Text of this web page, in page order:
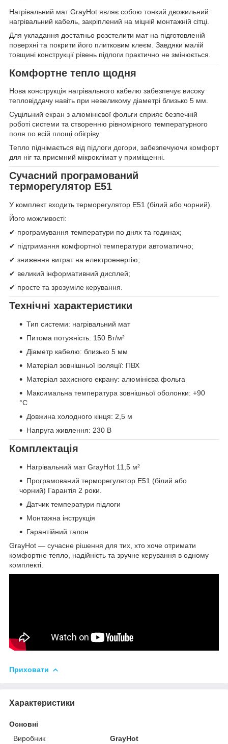
Нагрівальний мат GrayHot являє собою тонкий двожильний
нагрівальний кабель, закріплений на міцній монтажній сітці.
Для укладання достатньо розстелити мат на підготовленій
поверхні та покрити його плитковим клеєм. Завдяки малій
товщині конструкції рівень підлоги практично не змінюється.
Комфортне тепло щодня
Нова конструкція нагрівального кабелю забезпечує високу
тепловіддачу навіть при невеликому діаметрі близько 5 мм.
Суцільний екран з алюмінієвої фольги сприяє безпечній
роботі системи та створенню рівномірного температурного
поля по всій площі обігріву.
Тепло піднімається від підлоги догори, забезпечуючи комфорт
для ніг та приємний мікроклімат у приміщенні.
Сучасний програмований
терморегулятор E51
У комплект входить терморегулятор E51 (білий або чорний).
Його можливості:
✔ програмування температури по днях та годинах;
✔ підтримання комфортної температури автоматично;
✔ зниження витрат на електроенергію;
✔ великий інформативний дисплей;
✔ просте та зрозуміле керування.
Технічні характеристики
Тип системи: нагрівальний мат
Питома потужність: 150 Вт/м²
Діаметр кабелю: близько 5 мм
Матеріал зовнішньої ізоляції: ПВХ
Матеріал захисного екрану: алюмінієва фольга
Максимальна температура зовнішньої оболонки: +90
°C
Довжина холодного кінця: 2,5 м
Напруга живлення: 230 В
Комплектація
Нагрівальний мат GrayHot 11,5 м²
Програмований терморегулятор E51 (білий або
чорний) Гарантія 2 роки.
Датчик температури підлоги
Монтажна інструкція
Гарантійний талон
GrayHot — сучасне рішення для тих, хто хоче отримати
комфортне тепло, надійність та зручне керування в одному
комплекті.
Приховати
Характеристики
Основні
Виробник
GrayHot